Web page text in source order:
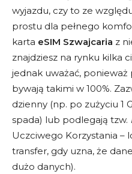
wyjazdu, czy to ze
prostu dla pełnego
karta eSIM Szwajcaria z
znajdziesz na rynku kilka
jednak uważać, ponieważ
bywają takimi w 100%.
dzienny (np. po zużyciu 1
spada) lub podlegają tzw.
Uczciwego Korzystania –
transfer, gdy uzna, że
dużo danych).